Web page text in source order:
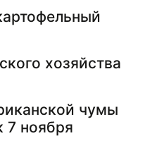
хозяйства
чумы
7 ноября